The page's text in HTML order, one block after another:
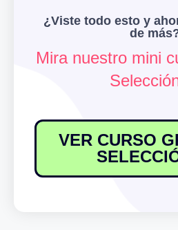
¿Viste todo esto y
de
Mira nuestro mini
VER CURSO